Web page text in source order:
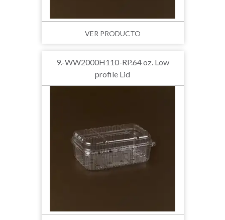
VER PRODUCTO
9.-WW2000H110-RP.64 oz. Low
profile Lid